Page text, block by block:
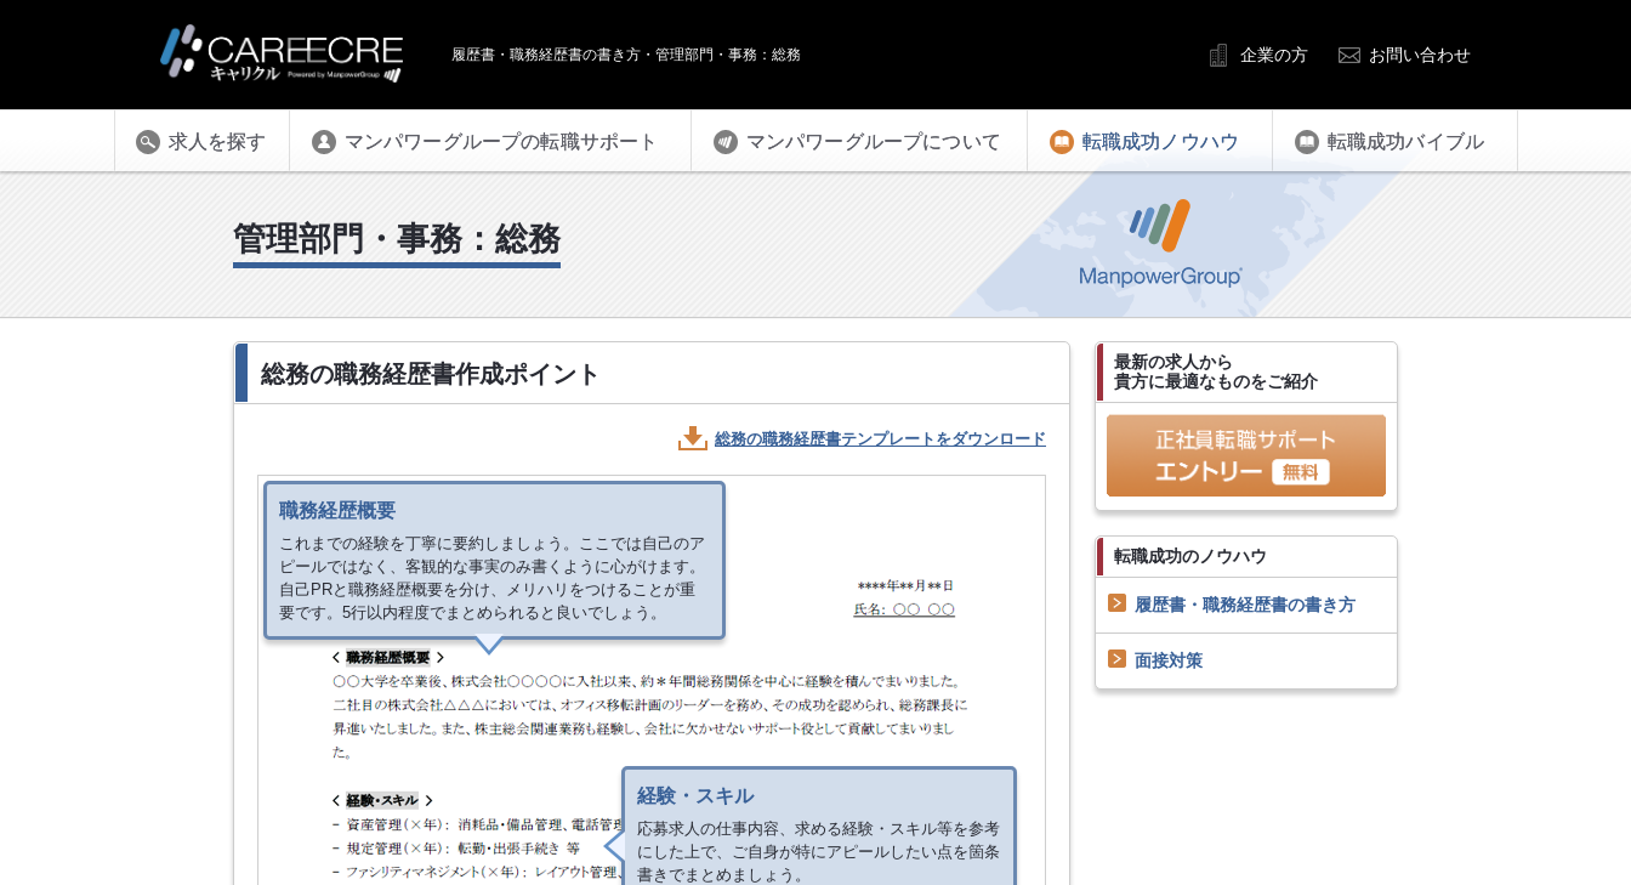
履歴書・職務経歴書の書き方・管理部門・事務：総務 企業の方 お問い合わせ
求人を探す マンパワーグループの転職サポート マンパワーグループについて 転職成功ノウハウ 転職成功バイブル
管理部門・事務：総務
総務の職務経歴書作成ポイント
総務の職務経歴書テンプレートをダウンロード
職務経歴概要
これまでの経験を丁寧に要約しましょう。ここでは自己のア
ピールではなく、客観的な事実のみ書くように心がけます。
自己PRと職務経歴概要を分け、メリハリをつけることが重
要です。5行以内程度でまとめられると良いでしょう。
経験・スキル
応募求人の仕事内容、求める経験・スキル等を参考
にした上で、ご自身が特にアピールしたい点を箇条
書きでまとめましょう。
最新の求人から
貴方に最適なものをご紹介
転職成功のノウハウ
履歴書・職務経歴書の書き方
面接対策